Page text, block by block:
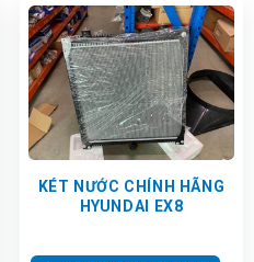
KÉT NƯỚC CHÍNH HÃNG
HYUNDAI EX8